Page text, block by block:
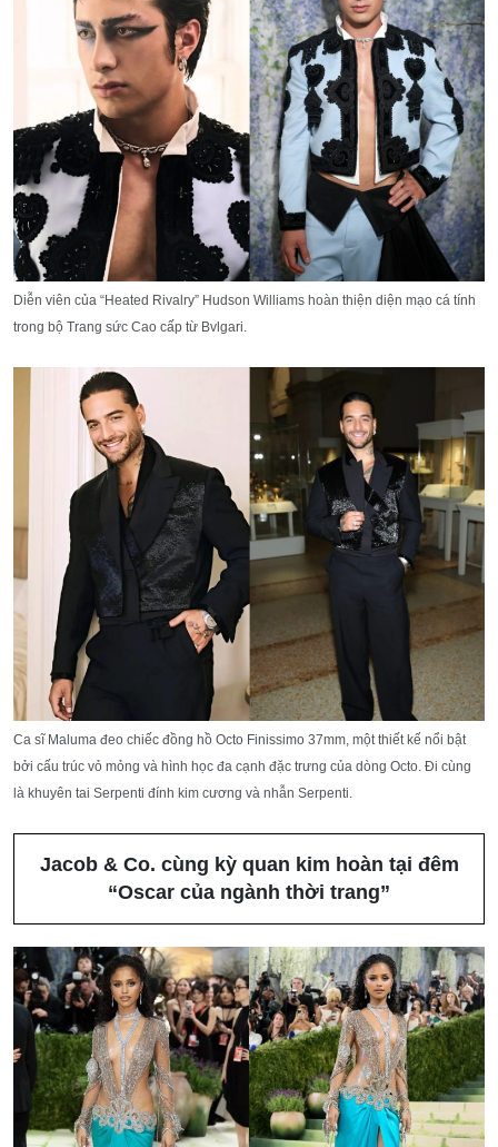
Diễn viên của “Heated Rivalry” Hudson Williams hoàn thiện diện mạo cá tính
trong bộ Trang sức Cao cấp từ Bvlgari.
Ca sĩ Maluma đeo chiếc đồng hồ Octo Finissimo 37mm, một thiết kế nổi bật
bởi cấu trúc vỏ mỏng và hình học đa cạnh đặc trưng của dòng Octo. Đi cùng
là khuyên tai Serpenti đính kim cương và nhẫn Serpenti.
Jacob & Co. cùng kỳ quan kim hoàn tại đêm
“Oscar của ngành thời trang”